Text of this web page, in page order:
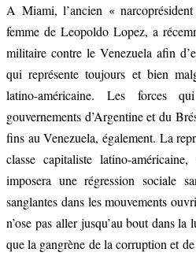
A Miami, l’ancien «
femme de Leopoldo Lopez, a
militaire contre le Venezuela afin
qui représente toujours et bien
latino-américaine.Les forces
gouvernements d’Argentine et du
fins au Venezuela, également. La
classe capitaliste latino-
imposera une régression sociale
sanglantes dans les mouvements
n’ose pas aller jusqu’au bout dans
que la gangrène de la corruption et